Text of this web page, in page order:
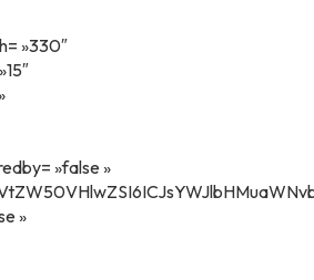
»330″
»false »
»